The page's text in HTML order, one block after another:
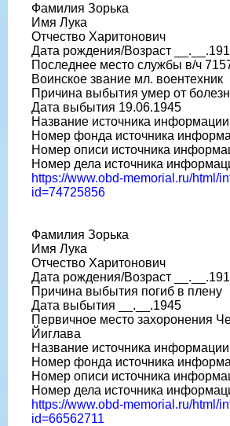
Фамилия Зорька
Имя Лука
Отчество Харитонович
Дата рождения/Возраст
Последнее место службы в/ч
Воинское звание мл. воентехник
Причина выбытия умер от
Дата выбытия 19.06.1945
Название источника
Номер фонда источника
Номер описи источника
Номер дела источника
https://www.obd-memorial.ru/html/
id=74725856
Фамилия Зорька
Имя Лука
Отчество Харитонович
Дата рождения/Возраст
Причина выбытия погиб в плену
Дата выбытия __.__.1945
Первичное место захоронения
Йиглава
Название источника
Номер фонда источника
Номер описи источника
Номер дела источника
https://www.obd-memorial.ru/html/
id=66562711